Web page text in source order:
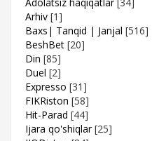
Adolatsiz haqiqatlar [34]
Arhiv [1]
Baxs| Tanqid | Janjal [516]
BeshBet [20]
Din [85]
Duel [2]
Expresso [31]
FIKRiston [58]
Hit-Parad [44]
Ijara qo'shiqlar [25]